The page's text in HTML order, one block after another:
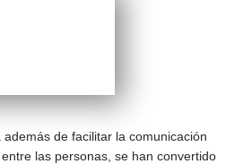
de facilitar la comunicación
las personas, se han convertido